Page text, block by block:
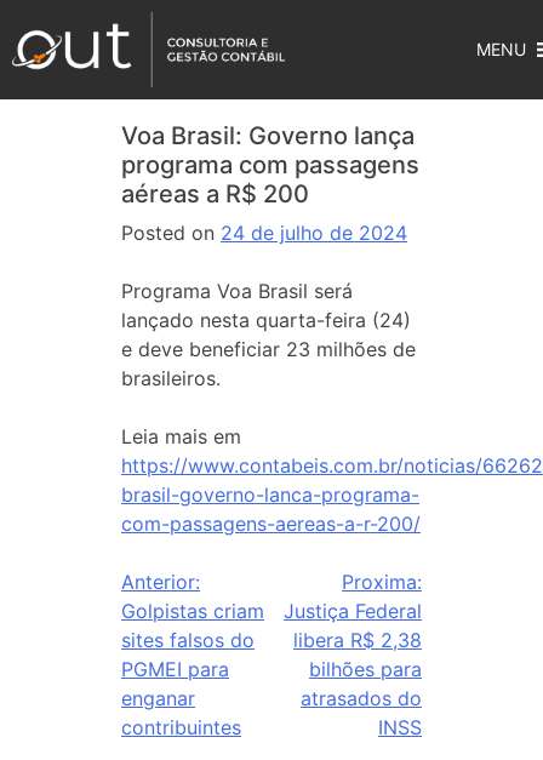
MENU
Voa Brasil: Governo lança
programa com passagens
aéreas a R$ 200
Posted on 24 de julho de 2024
Programa Voa Brasil será
lançado nesta quarta-feira (24)
e deve beneficiar 23 milhões de
brasileiros.
Leia mais em
https://www.contabeis.com.br/noticias/
brasil-governo-lanca-programa-
com-passagens-aereas-a-r-200/
Anterior:
Golpistas criam
sites falsos do
PGMEI para
enganar
contribuintes
Proxima:
Justiça Federal
libera R$ 2,38
bilhões para
atrasados do
INSS